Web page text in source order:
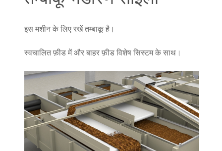
इस मशीन के लिए रखें तम्बाकू है।
स्वचालित फ़ीड में और बाहर फ़ीड विशेष सिस्टम के साथ।